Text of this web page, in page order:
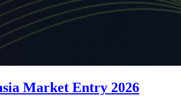
Market Entry 2026